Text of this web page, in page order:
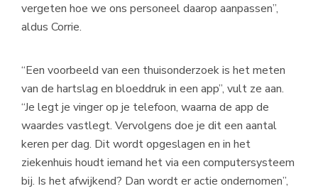
vergeten hoe we ons personeel daarop aanpassen”,
aldus Corrie.
“Een voorbeeld van een thuisonderzoek is het meten
van de hartslag en bloeddruk in een app”, vult ze aan.
“Je legt je vinger op je telefoon, waarna de app de
waardes vastlegt. Vervolgens doe je dit een aantal
keren per dag. Dit wordt opgeslagen en in het
ziekenhuis houdt iemand het via een computersysteem
bij. Is het afwijkend? Dan wordt er actie ondernomen”,